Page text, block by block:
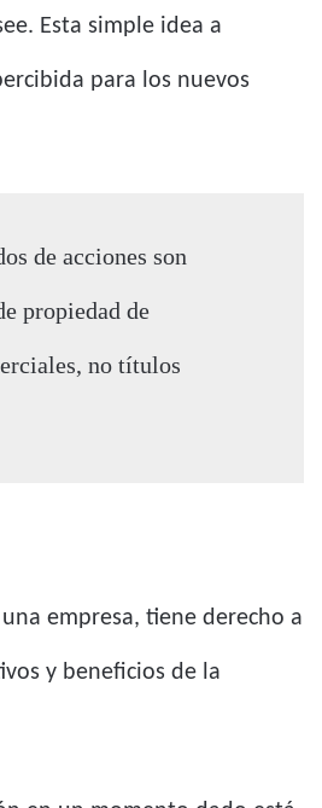
Esta simple idea a
para los nuevos
de acciones son
propiedad de
no títulos
empresa, tiene derecho a
y beneficios de la